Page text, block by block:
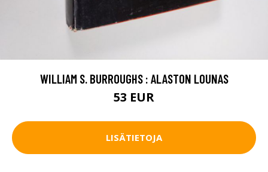
WILLIAM S. BURROUGHS : ALASTON LOUNAS
53 EUR
LISÄTIETOJA